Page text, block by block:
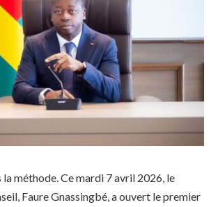
méthode. Ce mardi 7 avril 2026, le
Faure Gnassingbé, a ouvert le premier